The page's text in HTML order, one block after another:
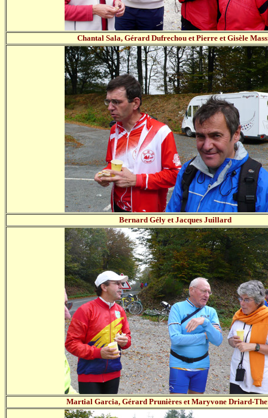
Chantal Sala, Gérard Dufrechou et Pierre et Gisèle
Bernard Gély et Jacques Juillard
Martial Garcia, Gérard Prunières et Maryvone Driard-